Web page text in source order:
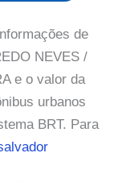
de
NEVES /
e o valor da
urbanos
BRT. Para